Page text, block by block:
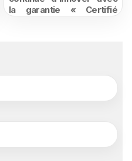
la garantie « Certifié